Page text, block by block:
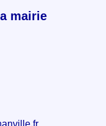
mairie